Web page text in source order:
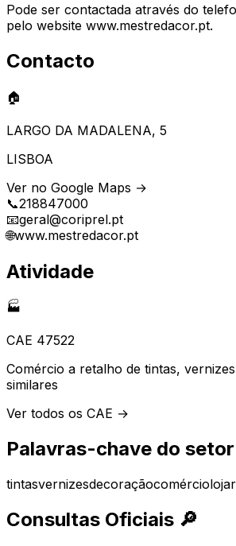
Pode ser contactada através do
pelo website www.mestredacor.pt.
Contacto
🏠
LARGO DA MADALENA, 5
LISBOA
Ver no Google Maps →
📞218847000
📧geral@coriprel.pt
🌐www.mestredacor.pt
Atividade
🏭
CAE 47522
Comércio a retalho de tintas,
similares
Ver todos os CAE →
Palavras-chave do setor
tintasvernizesdecoraçãocomércioloja
Consultas Oficiais 🔎